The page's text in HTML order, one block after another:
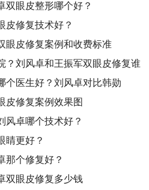
双眼皮整形哪个好？
皮修复技术好？
眼皮修复案例和收费标准
？刘风卓和王振军双眼皮修复谁
个医生好？刘风卓对比韩勋
皮修复案例效果图
风卓哪个技术好？
睛更好？
那个修复好？
双眼皮修复多少钱